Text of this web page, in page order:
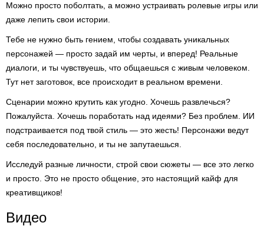
Можно просто поболтать, а можно устраивать ролевые игры или
даже лепить свои истории.
Тебе не нужно быть гением, чтобы создавать уникальных
персонажей — просто задай им черты, и вперед! Реальные
диалоги, и ты чувствуешь, что общаешься с живым человеком.
Тут нет заготовок, все происходит в реальном времени.
Сценарии можно крутить как угодно. Хочешь развлечься?
Пожалуйста. Хочешь поработать над идеями? Без проблем. ИИ
подстраивается под твой стиль — это жесть! Персонажи ведут
себя последовательно, и ты не запутаешься.
Исследуй разные личности, строй свои сюжеты — все это легко
и просто. Это не просто общение, это настоящий кайф для
креативщиков!
Видео